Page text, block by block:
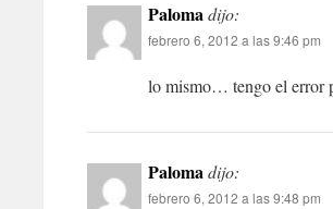
Palomadijo:
febrero 6, 2012 a las 9:46 pm
lo mismo… tengo el error
Palomadijo:
febrero 6, 2012 a las 9:48 pm